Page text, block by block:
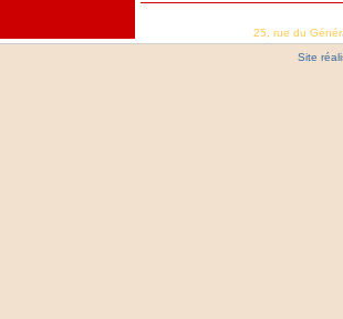
25, rue du
Site